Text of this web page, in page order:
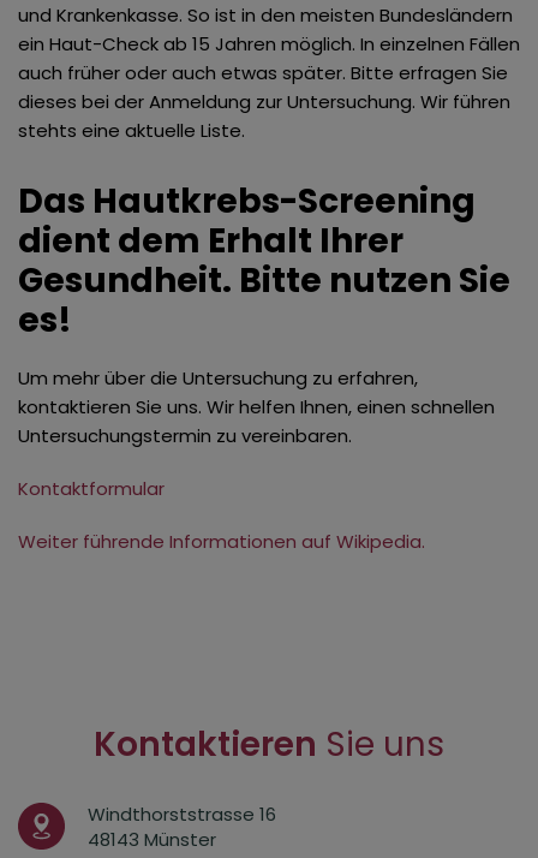
und Krankenkasse. So ist in den meisten Bundesländern
ein Haut-Check ab 15 Jahren möglich. In einzelnen Fällen
auch früher oder auch etwas später. Bitte erfragen Sie
dieses bei der Anmeldung zur Untersuchung. Wir führen
stehts eine aktuelle Liste.
Das Hautkrebs-Screening
dient dem Erhalt Ihrer
Gesundheit. Bitte nutzen Sie
es!
Um mehr über die Untersuchung zu erfahren,
kontaktieren Sie uns. Wir helfen Ihnen, einen schnellen
Untersuchungstermin zu vereinbaren.
Kontaktformular
Weiter führende Informationen auf Wikipedia.
Kontaktieren Sie uns
Windthorststrasse 16
48143 Münster